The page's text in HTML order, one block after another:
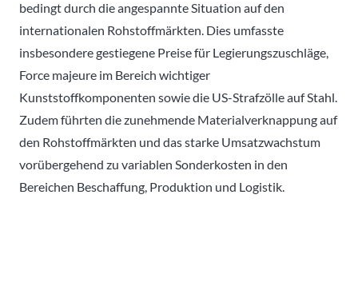
bedingt durch die angespannte Situation auf den
internationalen Rohstoffmärkten. Dies umfasste
insbesondere gestiegene Preise für Legierungszuschläge,
Force majeure im Bereich wichtiger
Kunststoffkomponenten sowie die US-Strafzölle auf Stahl.
Zudem führten die zunehmende Materialverknappung auf
den Rohstoffmärkten und das starke Umsatzwachstum
vorübergehend zu variablen Sonderkosten in den
Bereichen Beschaffung, Produktion und Logistik.